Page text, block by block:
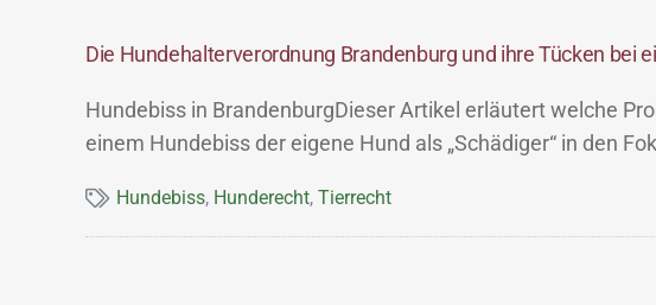
Die Hundehalterverordnung Brandenburg und ihre Tücken bei
Hundebiss in BrandenburgDieser Artikel erläutert welche
einem Hundebiss der eigene Hund als „Schädiger“ in den
Hundebiss, Hunderecht,Tierrecht